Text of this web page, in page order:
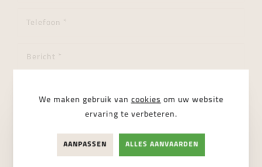
Ik ga akkoord met deprivacy regelgeving
We maken gebruik van cookies om uw website
ervaring te verbeteren.
AANPASSEN ALLES AANVAARDEN